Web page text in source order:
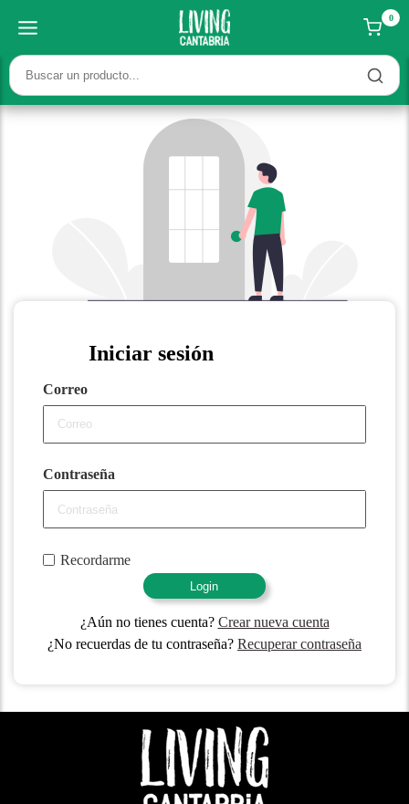
0
Iniciar sesión
Correo
Contraseña
Recordarme
Login
¿Aún no tienes cuenta? Crear nueva cuenta
¿No recuerdas de tu contraseña? Recuperar contraseña